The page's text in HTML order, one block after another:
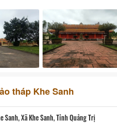
tháp Khe Sanh
Sanh, Xã Khe Sanh, Tỉnh Quảng Trị